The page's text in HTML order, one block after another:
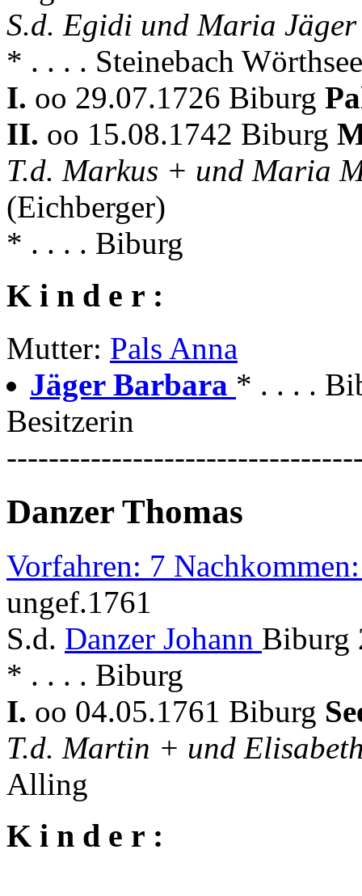
S.d. Egidi und Maria Jäger
* . . . . Steinebach
I. oo 29.07.1726 Biburg
II. oo 15.08.1742 Biburg
T.d. Markus + und Maria
(Eichberger)
* . . . . Biburg
K i n d e r :
Mutter: Pals Anna
Jäger Barbara * . . . .
Besitzerin
Danzer Thomas
Vorfahren: 7
ungef.1761
S.d. Danzer Johann Biburg
* . . . . Biburg
I. oo 04.05.1761 Biburg
T.d. Martin + und
Alling
K i n d e r :